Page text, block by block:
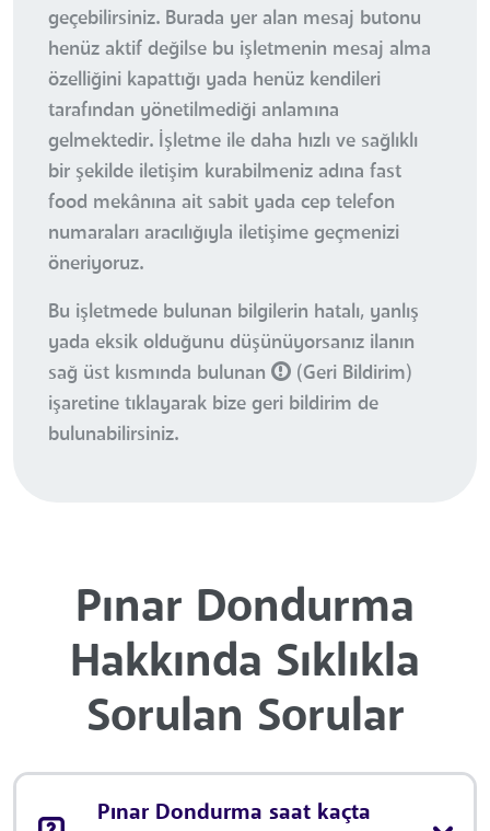
geçebilirsiniz. Burada yer alan mesaj butonu
henüz aktif değilse bu işletmenin mesaj alma
özelliğini kapattığı yada henüz kendileri
tarafından yönetilmediği anlamına
gelmektedir. İşletme ile daha hızlı ve sağlıklı
bir şekilde iletişim kurabilmeniz adına fast
food mekânına ait sabit yada cep telefon
numaraları aracılığıyla iletişime geçmenizi
öneriyoruz.
Bu işletmede bulunan bilgilerin hatalı, yanlış
yada eksik olduğunu düşünüyorsanız ilanın
sağ üst kısmında bulunan
(Geri Bildirim)
işaretine tıklayarak bize geri bildirim de
bulunabilirsiniz.
Pınar Dondurma
Hakkında Sıklıkla
Sorulan Sorular
Pınar Dondurma saat kaçta